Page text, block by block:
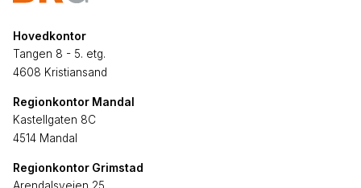
Hovedkontor
Tangen 8 - 5. etg.
4608 Kristiansand
Regionkontor Mandal
Kastellgaten 8C
4514 Mandal
Regionkontor Grimstad